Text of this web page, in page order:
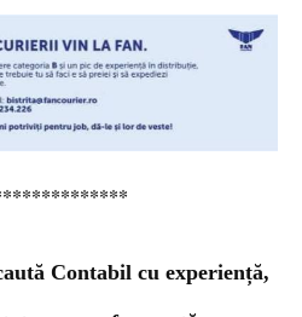
Contabil cu experiență,